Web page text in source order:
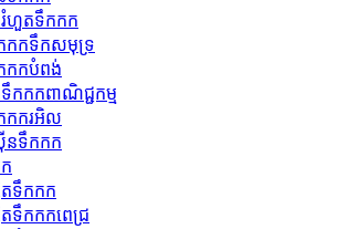
ហួតទឹកកក
កកទឹកសមុទ្រ
កកបំពង់
កកកពាណិជ្ជកម្ម
កករអិល
ស៊ីនទឹកកក
តទឹកកក
តទឹកកកពេជ្រ